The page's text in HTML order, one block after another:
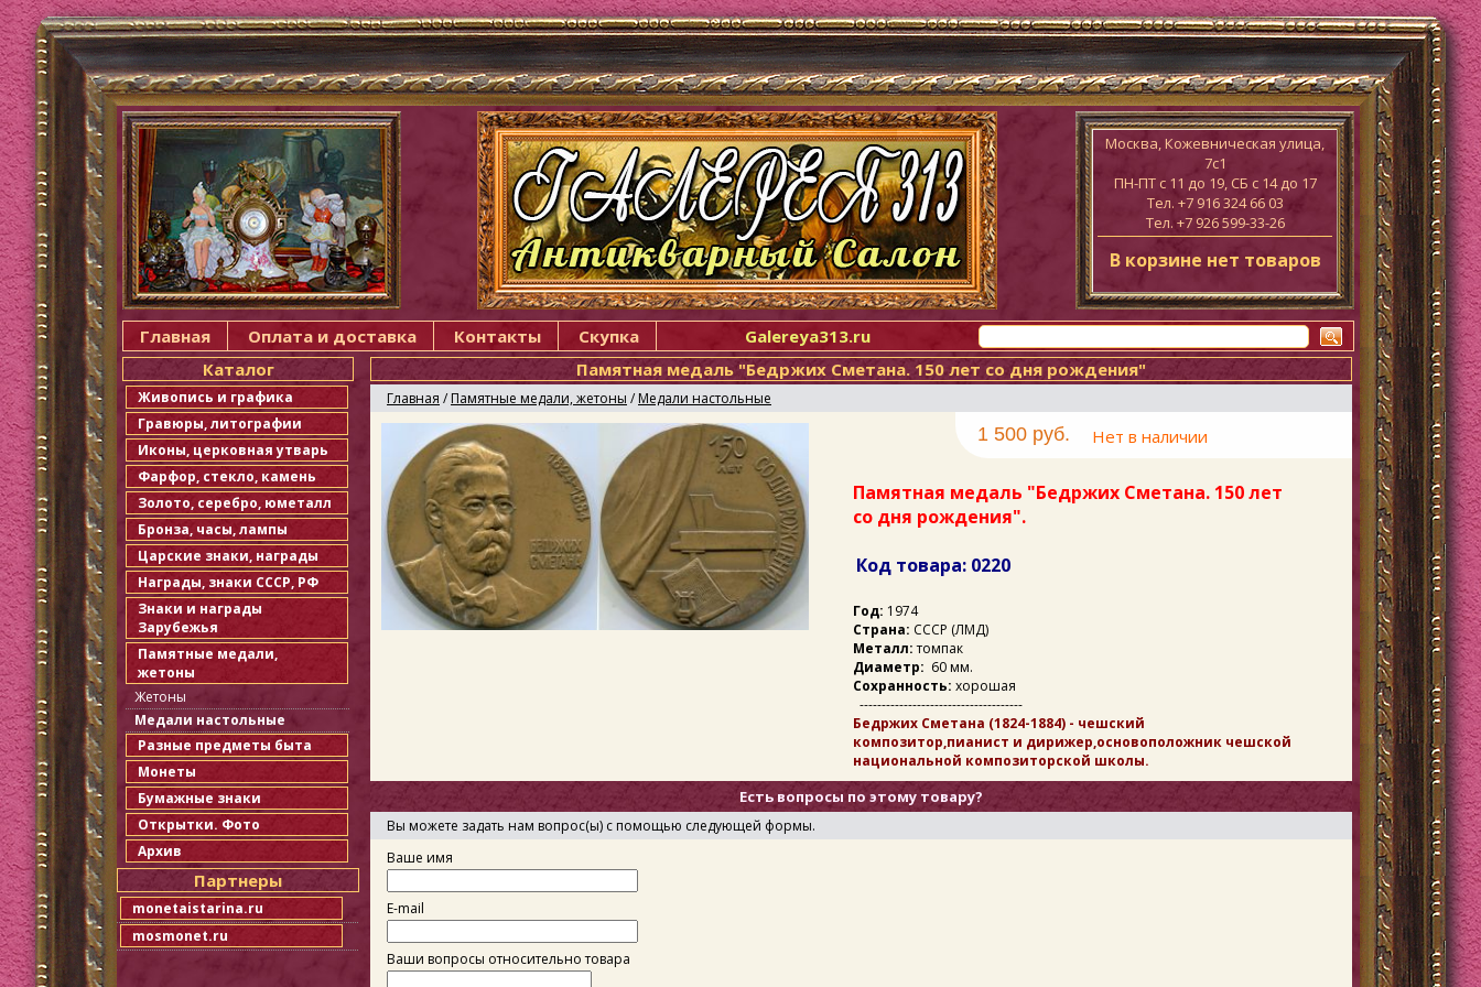
Москва, Кожевническая улица,
7с1
ПН-ПТ c 11 до 19, СБ с 14 до 17
Тел. +7 916 324 66 03
Тел. +7 926 599-33-26
В корзине нет товаров
Главная Оплата и доставка Контакты Скупка
Galereya313.ru
Каталог
Живопись и графика
Гравюры, литографии
Иконы, церковная утварь
Фарфор, стекло, камень
Золото, серебро, юметалл
Бронза, часы, лампы
Царские знаки, награды
Награды, знаки СССР, РФ
Знаки и награды
Зарубежья
Памятные медали,
жетоны
Жетоны
Медали настольные
Разные предметы быта
Монеты
Бумажные знаки
Открытки. Фото
Архив
Партнеры
monetaistarina.ru
mosmonet.ru
Памятная медаль "Бедржих Сметана. 150 лет со дня рождения"
Главная / Памятные медали, жетоны / Медали настольные
1 500 руб. Нет в наличии
Памятная медаль "Бедржих Сметана. 150 лет
со дня рождения".
Код товара: 0220
Год: 1974
Страна: СССР (ЛМД)
Металл:томпак
Диаметр: 60 мм.
Сохранность: хорошая
-------------------------------------
Бедржих Сметана (1824-1884) - чешский
композитор,пианист и дирижер,основоположник чешской
национальной композиторской школы.
Есть вопросы по этому товару?
Вы можете задать нам вопрос(ы) с помощью следующей формы.
Ваше имя
E-mail
Ваши вопросы относительно товара